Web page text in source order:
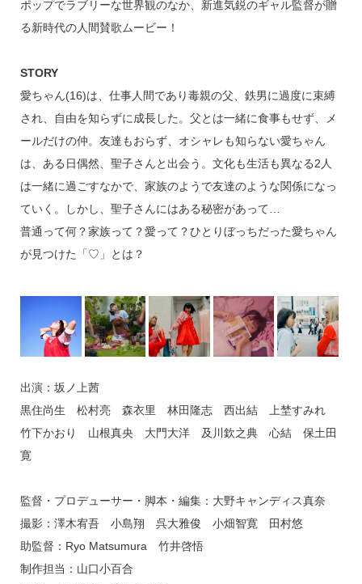
ポップでラブリーな世界観のなか、新進気鋭のギャル監督が贈
る新時代の人間賛歌ムービー！
STORY
愛ちゃん(16)は、仕事人間であり毒親の父、鉄男に過度に束縛
され、自由を知らずに成長した。父とは一緒に食事もせず、メ
ールだけの仲。友達もおらず、オシャレも知らない愛ちゃん
は、ある日偶然、聖子さんと出会う。文化も生活も異なる2人
は一緒に過ごすなかで、家族のようで友達のような関係になっ
ていく。しかし、聖子さんにはある秘密があって…
普通って何？家族って？愛って？ひとりぼっちだった愛ちゃん
が見つけた「♡」とは？
出演：坂ノ上茜
黒住尚生 松村亮 森衣里 林田隆志 西出結 上埜すみれ
竹下かおり 山根真央 大門大洋 及川欽之典 心結 保土田
寛
監督・プロデューサー・脚本・編集：大野キャンディス真奈
撮影：澤木宥吾 小島翔 呉大雅俊 小畑智寛 田村悠
助監督：Ryo Matsumura 竹井啓悟
制作担当：山口小百合